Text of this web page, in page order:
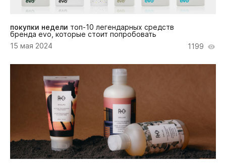
покупки недели топ-10 легендарных средств
бренда evo, которые стоит попробовать
15 мая 2024
1199